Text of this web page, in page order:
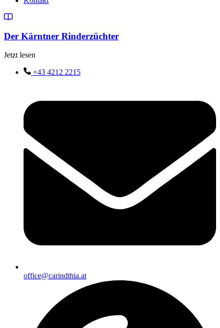
Der Kärntner Rinderzüchter
Jetzt lesen
+43 4212 2215
office@carindthia.at